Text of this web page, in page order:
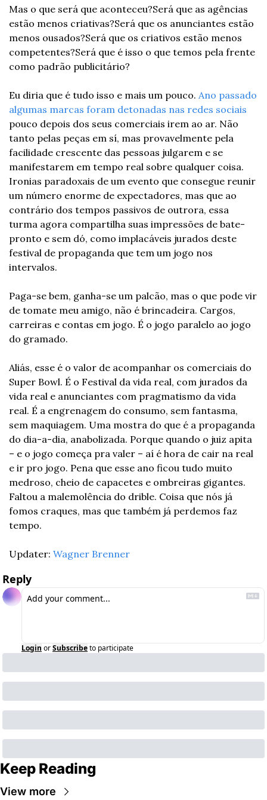
Mas o que será que aconteceu?Será que as agências
estão menos criativas?Será que os anunciantes estão
menos ousados?Será que os criativos estão menos
competentes?Será que é isso o que temos pela frente
como padrão publicitário?
Eu diria que é tudo isso e mais um pouco. Ano passado
algumas marcas foram detonadas nas redes sociais
pouco depois dos seus comerciais irem ao ar. Não
tanto pelas peças em sí, mas provavelmente pela
facilidade crescente das pessoas julgarem e se
manifestarem em tempo real sobre qualquer coisa.
Ironias paradoxais de um evento que consegue reunir
um número enorme de expectadores, mas que ao
contrário dos tempos passivos de outrora, essa
turma agora compartilha suas impressões de bate-
pronto e sem dó, como implacáveis jurados deste
festival de propaganda que tem um jogo nos
intervalos.
Paga-se bem, ganha-se um palcão, mas o que pode vir
de tomate meu amigo, não é brincadeira. Cargos,
carreiras e contas em jogo. É o jogo paralelo ao jogo
do gramado.
Aliás, esse é o valor de acompanhar os comerciais do
Super Bowl. É o Festival da vida real, com jurados da
vida real e anunciantes com pragmatismo da vida
real. É a engrenagem do consumo, sem fantasma,
sem maquiagem. Uma mostra do que é a propaganda
do dia-a-dia, anabolizada. Porque quando o juiz apita
– e o jogo começa pra valer – aí é hora de cair na real
e ir pro jogo. Pena que esse ano ficou tudo muito
medroso, cheio de capacetes e ombreiras gigantes.
Faltou a malemolência do drible. Coisa que nós já
fomos craques, mas que também já perdemos faz
tempo.
Updater: Wagner Brenner
Reply
Login orSubscribeto participate
Keep Reading
View more